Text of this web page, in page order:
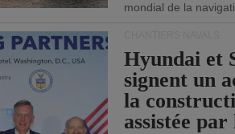
mondial de la
Hyundai et
signent un
la
assistée